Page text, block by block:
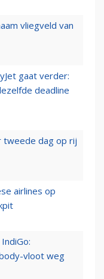
vliegveld van
gaat verder:
deadline
tweede dag op rij
airlines op
vloot weg